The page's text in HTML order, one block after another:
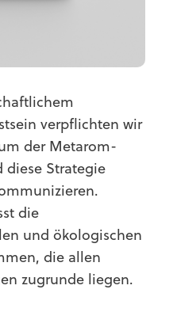
verpflichten wir
der Metarom-
diese Strategie
die
und ökologischen
die allen
zugrunde liegen.